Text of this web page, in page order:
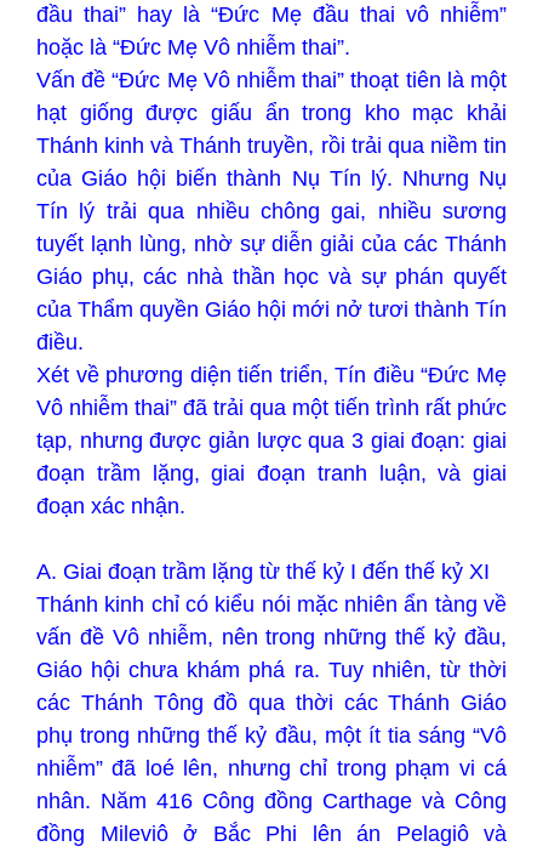
đầu thai” hay là “Đức Mẹ đầu thai vô nhiễm”
hoặc là “Đức Mẹ Vô nhiễm thai”.
Vấn đề “Đức Mẹ Vô nhiễm thai” thoạt tiên là một
hạt giống được giấu ẩn trong kho mạc khải
Thánh kinh và Thánh truyền, rồi trải qua niềm tin
của Giáo hội biến thành Nụ Tín lý. Nhưng Nụ
Tín lý trải qua nhiều chông gai, nhiều sương
tuyết lạnh lùng, nhờ sự diễn giải của các Thánh
Giáo phụ, các nhà thần học và sự phán quyết
của Thẩm quyền Giáo hội mới nở tươi thành Tín
điều.
Xét về phương diện tiến triển, Tín điều “Đức Mẹ
Vô nhiễm thai” đã trải qua một tiến trình rất phức
tạp, nhưng được giản lược qua 3 giai đoạn: giai
đoạn trầm lặng, giai đoạn tranh luận, và giai
đoạn xác nhận.
A. Giai đoạn trầm lặng từ thế kỷ I đến thế kỷ XI
Thánh kinh chỉ có kiểu nói mặc nhiên ẩn tàng về
vấn đề Vô nhiễm, nên trong những thế kỷ đầu,
Giáo hội chưa khám phá ra. Tuy nhiên, từ thời
các Thánh Tông đồ qua thời các Thánh Giáo
phụ trong những thế kỷ đầu, một ít tia sáng “Vô
nhiễm” đã loé lên, nhưng chỉ trong phạm vi cá
nhân. Năm 416 Công đồng Carthage và Công
đồng Mileviô ở Bắc Phi lên án Pelagiô và